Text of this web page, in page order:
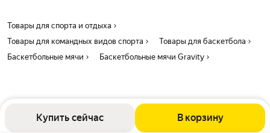
Купить сейчас В корзину
Благодаря своей конструкции и качественным материалам, мяч
Gravity станет надежным спутником как для профессиональных
спортсменов, так и для любителей, стремящихся улучшить свои
навыки.
Товары для спорта и отдыха
Товары для командных видов спорта
Товары для баскетбола
Баскетбольные мячи
Баскетбольные мячи Gravity